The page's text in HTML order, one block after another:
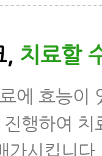
, 치료할
에 효능이
행하여 치
가시킵니